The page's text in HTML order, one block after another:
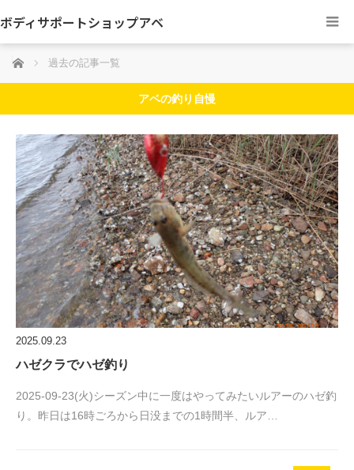
ボディサポートショップアベ
ホーム 過去の記事一覧
アベの釣り自慢
2025.09.23
ハゼクラでハゼ釣り
2025-09-23(火)シーズン中に一度はやってみたいルアーのハゼ釣
り。昨日は16時ごろから日没までの1時間半、ルア…